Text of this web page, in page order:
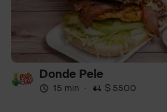
Donde Pele
15 min · $ 5500